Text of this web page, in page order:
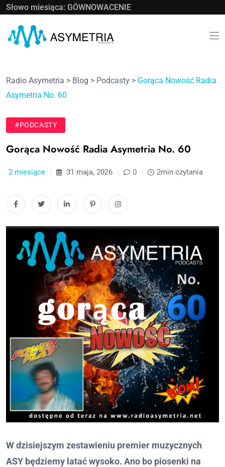
Słowo miesiąca: GÓWNOWACENIE
Radio Asymetria > Blog > Podcasty > Gorąca Nowość Radia
Asymetria No. 60
#PODCASTY
Gorąca Nowość Radia Asymetria No. 60
2 miesiące 31 maja, 2026 0 2min czytania
W dzisiejszym zestawieniu premier muzycznych
ASY będziemy latać wysoko. Ano bo piosenki na